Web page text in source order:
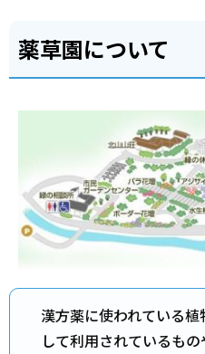
薬草園について
漢方薬に使われている
して利用されているも